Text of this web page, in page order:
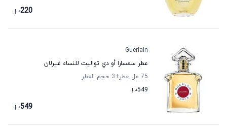
220د.إ.
Guerlain
عطر سمسارا أو دي تواليت للنساء غيرلان
75 مل عطر
+3
حجم العطر
549د.إ.
549د.إ.